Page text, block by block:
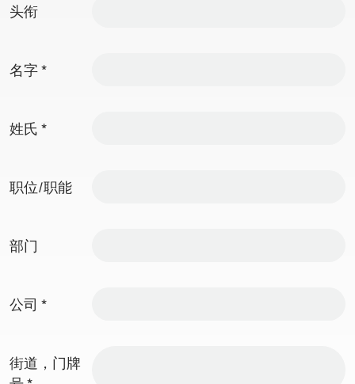
头衔
名字*
姓氏 *
职位/职能
部门
公司 *
街道，门牌